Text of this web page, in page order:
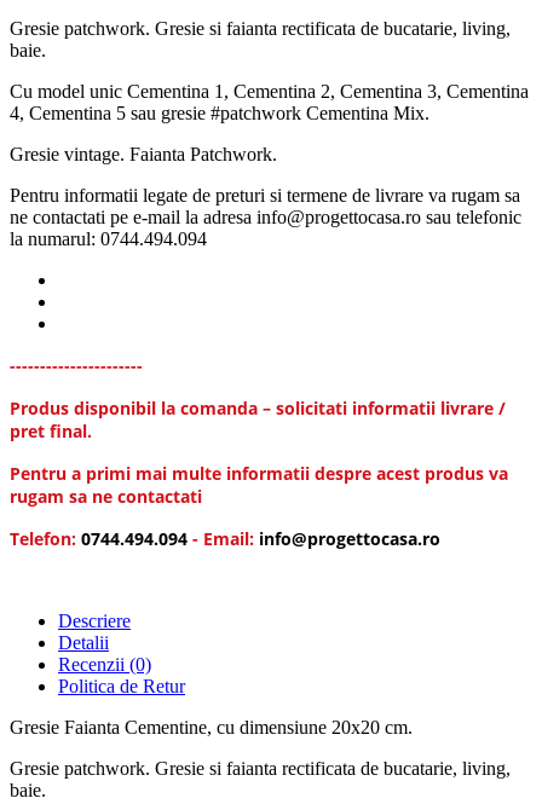
Gresie patchwork. Gresie si faianta rectificata de bucatarie, living,
baie.
Cu model unic Cementina 1, Cementina 2, Cementina 3, Cementina
4, Cementina 5 sau gresie #patchwork Cementina Mix.
Gresie vintage. Faianta Patchwork.
Pentru informatii legate de preturi si termene de livrare va rugam sa
ne contactati pe e-mail la adresa info@progettocasa.ro sau telefonic
la numarul: 0744.494.094
----------------------
Produs disponibil la comanda – solicitati informatii livrare /
pret final.
Pentru a primi mai multe informatii despre acest produs va
rugam sa ne contactati
Telefon: 0744.494.094 - Email: info@progettocasa.ro
Descriere
Detalii
Recenzii (0)
Politica de Retur
Gresie Faianta Cementine, cu dimensiune 20x20 cm.
Gresie patchwork. Gresie si faianta rectificata de bucatarie, living,
baie.